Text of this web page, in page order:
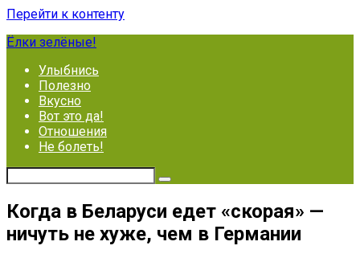
Перейти к контенту
Ёлки зелёные!
Улыбнись
Полезно
Вкусно
Вот это да!
Отношения
Не болеть!
Когда в Беларуси едет «скорая» —
ничуть не хуже, чем в Германии